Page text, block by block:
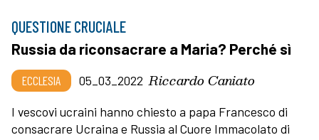
QUESTIONE CRUCIALE
Russia da riconsacrare a Maria? Perché sì
ECCLESIA 05_03_2022 Riccardo Caniato
I vescovi ucraini hanno chiesto a papa Francesco di
consacrare Ucraina e Russia al Cuore Immacolato di